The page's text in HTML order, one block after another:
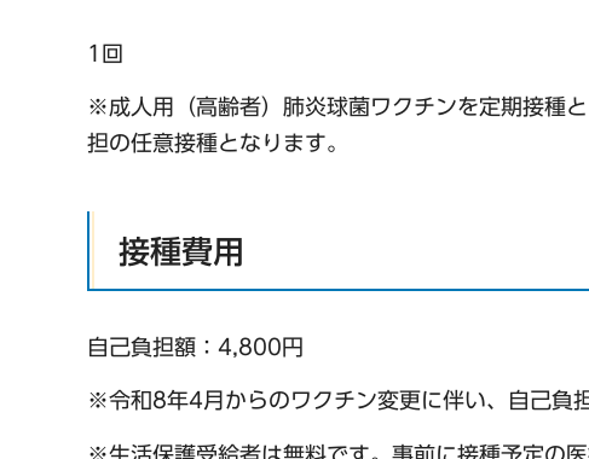
1回
※成人用（高齢者）肺炎球菌ワクチンを定期接種
担の任意接種となります。
接種費用
自己負担額：4,800円
※令和8年4月からのワクチン変更に伴い、自己負
※生活保護受給者は無料です。事前に接種予定の